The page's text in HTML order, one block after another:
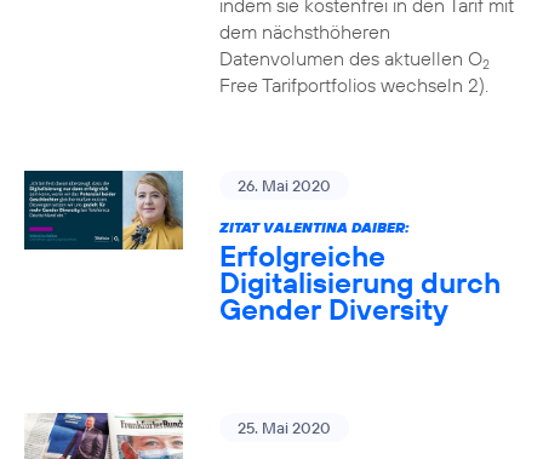
indem sie kostenfrei in den Tarif mit
dem nächsthöheren
Datenvolumen des aktuellen O2
Free Tarifportfolios wechseln 2).
26. Mai 2020
ZITAT VALENTINA DAIBER:
Erfolgreiche
Digitalisierung durch
Gender Diversity
25. Mai 2020